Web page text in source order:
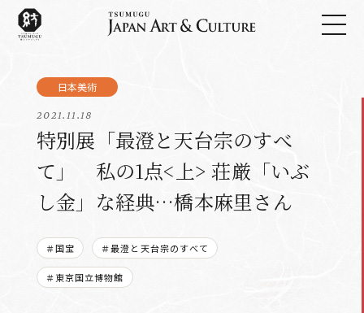
2021.11.18
特別展「最澄と天台宗のすべ
て」 私の1点<上> 荘厳「いぶ
し金」な経典…橋本麻里さん
＃国宝 ＃最澄と天台宗のすべて
＃東京国立博物館